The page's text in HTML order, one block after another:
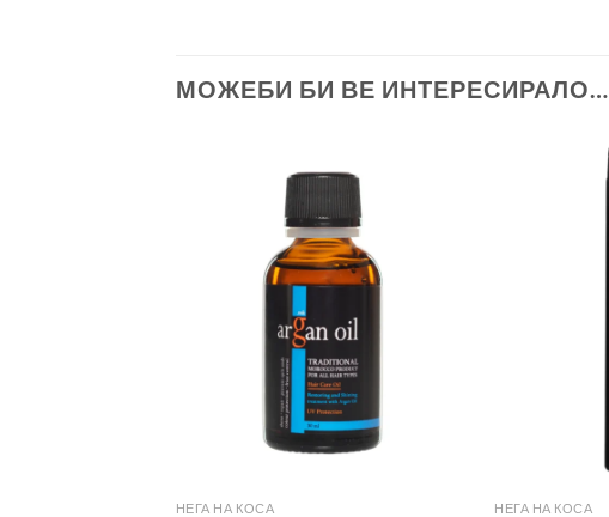
МОЖЕБИ БИ ВЕ ИНТЕРЕСИРАЛО…
НЕГА НА КОСА НЕГА НА КОСА